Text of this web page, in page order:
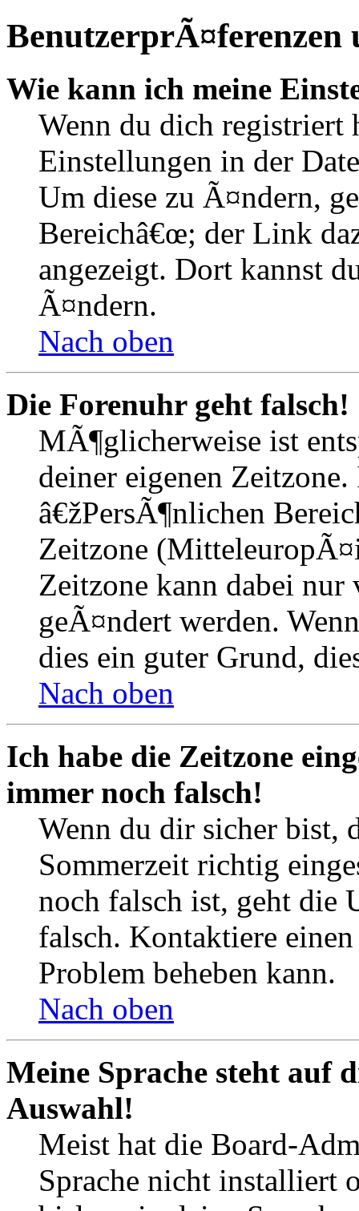
BenutzerprÃ¤ferenzen
Wie kann ich meine
Wenn du dich registriert
Einstellungen in der
Um diese zu Ã¤ndern,
Bereichâ€œ; der Link
angezeigt. Dort kannst
Ã¤ndern.
Nach oben
Die Forenuhr geht falsch!
MÃ¶glicherweise ist
deiner eigenen
â€žPersÃ¶nlichen
Zeitzone
Zeitzone kann dabei
geÃ¤ndert werden.
dies ein guter Grund,
Nach oben
Ich habe die Zeitzone
immer noch falsch!
Wenn du dir sicher bist,
Sommerzeit richtig
noch falsch ist, geht die
falsch. Kontaktiere
Problem beheben kann.
Nach oben
Meine Sprache steht auf
Auswahl!
Meist hat die Board-
Sprache nicht installiert